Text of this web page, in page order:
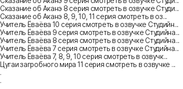
Сказание об Аканэ 8 серия смотреть в озвучке Студи...
Сказание об Аканэ 8, 9, 10, 11 серия смотреть в оз...
Учитель Ёваёва 10 серия смотреть в озвучке Студийн...
Учитель Ёваёва 9 серия смотреть в озвучке Студийна...
Учитель Ёваёва 8 серия смотреть в озвучке Студийна...
Учитель Ёваёва 7 серия смотреть в озвучке Студийна...
Учитель Ёваёва 7, 8, 9, 10 серия смотреть в озвучк...
Цугаи загробного мира 11 серия смотреть в озвучке ...
.
.